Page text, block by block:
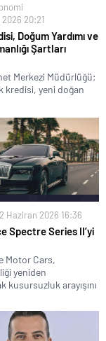
20:21
Doğum Yardımı ve
Şartları
Merkezi Müdürlüğü;
kredisi, yeni doğan
2 Haziran 2026 16:36
Spectre Series II’yi
Motor Cars,
yeniden
kusursuzluk arayışını